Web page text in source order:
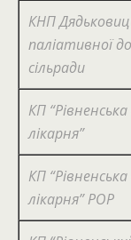
КНП
паліативної
сільради
КП
лікарня”
КП
лікарня” РОР